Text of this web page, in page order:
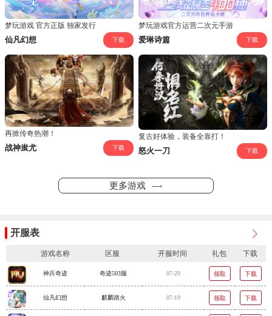
梦玩游戏 官方正版 独家发行
仙凡幻想 下载
梦玩游戏官方运营二次元手游
爱琳诗篇 下载
再掀传奇热潮！
战神蚩尤 下载
复古好体验，装备全靠打！
怒火一刀 下载
更多游戏
开服表
游戏名称 区服 开服时间 礼包 下载
神兵奇迹 奇迹503服 07-20 领取 下载
仙凡幻想 麒麟踏火 07-19 领取 下载